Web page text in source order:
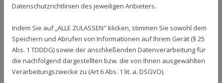
Datenschutzrichtlinien des jeweiligen Anbieters.
Indem Sie auf „ALLE ZULASSEN" klicken, stimmen Sie sowohl dem
Speichern und Abrufen von Informationen auf Ihrem Gerät (§ 25
Abs. 1 TDDDG) sowie der anschließenden Datenverarbeitung für
die nachfolgend dargestellten bzw. die von Ihnen ausgewählten
Verarbeitungszwecke zu (Art 6 Abs. 1 lit. a. DSGVO).